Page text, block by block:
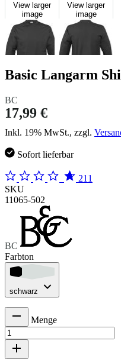
View larger
image
View larger
image
Basic Langarm
BC
17,99 €
Inkl. 19% MwSt., zzgl.
Sofort lieferbar
211
SKU
11065-502
BC
Farbton
schwarz
Menge